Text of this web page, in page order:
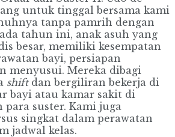
untuk tinggal bersama kami
tanpa pamrih dengan
tahun ini, anak asuh yang
besar, memiliki kesempatan
bayi, persiapan
menyusui. Mereka dibagi
shiftdan bergiliran bekerja di
bayi atau kamar sakit di
para suster. Kami juga
singkat dalam perawatan
jadwal kelas.